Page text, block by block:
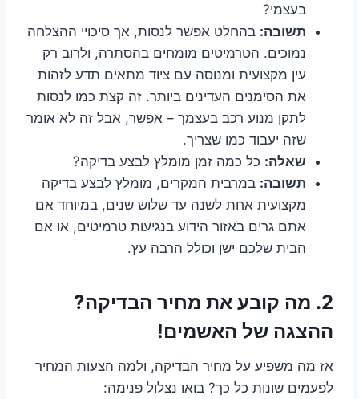
בעצמי?
תשובה: בהחלט אפשר לנסות, אך סיכויי ההצלחה
נמוכים. הטרמיטים מומחים בהסתרה, ולרוב רק
עין מקצועית ומנוסה עם ציוד מתאים תדע לזהות
את הסימנים העדינים ביותר. זה קצת כמו לנסות
לתקן מנוע רכב בעצמך – אפשר, אבל זה לא אומר
שזה יעבוד כמו שצריך.
שאלה: כל כמה זמן מומלץ לבצע בדיקה?
תשובה: במרבית המקרים, מומלץ לבצע בדיקה
מקצועית אחת לשנה עד שלוש שנים, במיוחד אם
אתם גרים באזור הידוע בנגיעות טרמיטים, או אם
הבית שלכם ישן וכולל הרבה עץ.
2. מה קובע את מחיר הבדיקה?
ההצגה של האשמים!
אז מה משפיע על מחיר הבדיקה, ולמה הצעות המחיר
לפעמים שונות כל כך? בואו נצלול פנימה: